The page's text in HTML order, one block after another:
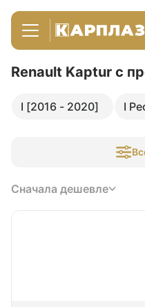
Renault Kaptur с
I [2016 - 2020] I
Сначала дешевле